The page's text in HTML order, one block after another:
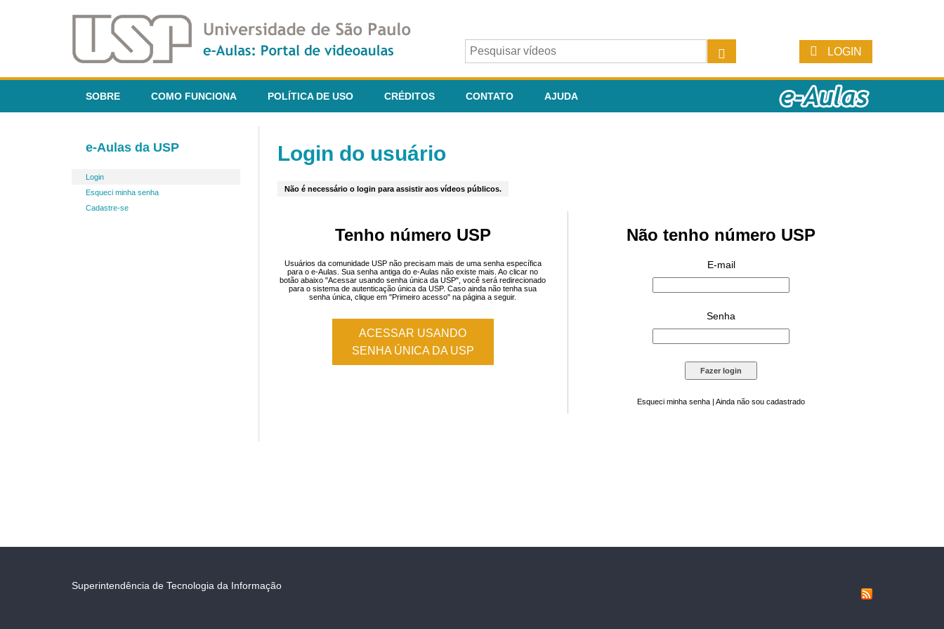
LOGIN
SOBRE COMO FUNCIONA POLÍTICA DE USO CRÉDITOS CONTATO AJUDA
e-Aulas da USP
Login
Esqueci minha senha
Cadastre-se
Login do usuário
Não é necessário o login para assistir aos vídeos públicos.
Tenho número USP
Usuários da comunidade USP não precisam mais de uma senha específica
para o e-Aulas. Sua senha antiga do e-Aulas não existe mais. Ao clicar no
botão abaixo "Acessar usando senha única da USP", você será redirecionado
para o sistema de autenticação única da USP. Caso ainda não tenha sua
senha única, clique em "Primeiro acesso" na página a seguir.
ACESSAR USANDO
SENHA ÚNICA DA USP
Não tenho número USP
E-mail
Senha
Esqueci minha senha | Ainda não sou cadastrado
Superintendência de Tecnologia da Informação